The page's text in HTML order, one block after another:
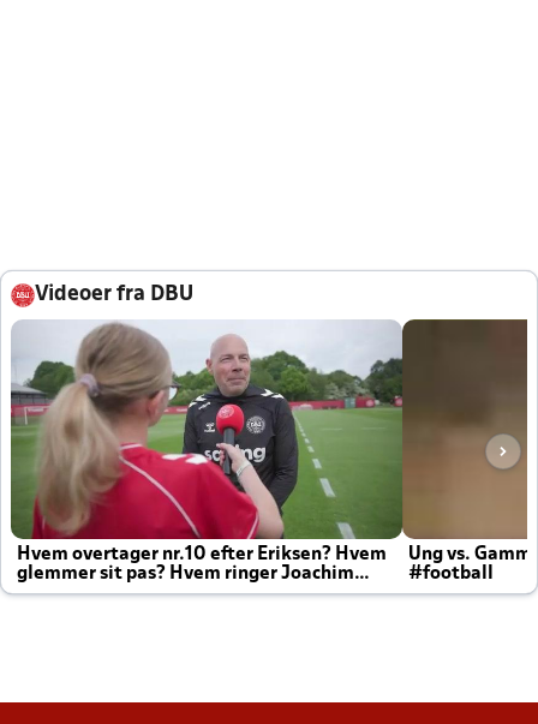
Videoer fra DBU
Hvem overtager nr.10 efter Eriksen? Hvem
glemmer sit pas? Hvem ringer Joachim
altid til efter kampe?
Ung vs.
#football